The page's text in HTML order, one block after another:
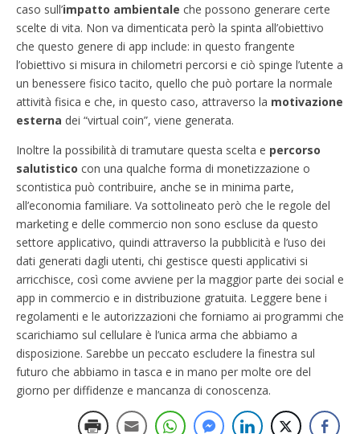
caso sull’impatto ambientale che possono generare certe
scelte di vita. Non va dimenticata però la spinta all’obiettivo
che questo genere di app include: in questo frangente
l’obiettivo si misura in chilometri percorsi e ciò spinge l’utente a
un benessere fisico tacito, quello che può portare la normale
attività fisica e che, in questo caso, attraverso la motivazione
esterna dei “virtual coin”, viene generata.
Inoltre la possibilità di tramutare questa scelta e percorso
salutistico con una qualche forma di monetizzazione o
scontistica può contribuire, anche se in minima parte,
all’economia familiare. Va sottolineato però che le regole del
marketing e delle commercio non sono escluse da questo
settore applicativo, quindi attraverso la pubblicità e l’uso dei
dati generati dagli utenti, chi gestisce questi applicativi si
arricchisce, così come avviene per la maggior parte dei social e
app in commercio e in distribuzione gratuita. Leggere bene i
regolamenti e le autorizzazioni che forniamo ai programmi che
scarichiamo sul cellulare è l’unica arma che abbiamo a
disposizione. Sarebbe un peccato escludere la finestra sul
futuro che abbiamo in tasca e in mano per molte ore del
giorno per diffidenze e mancanza di conoscenza.